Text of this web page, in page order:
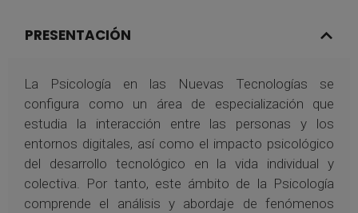
PRESENTACIÓN
La Psicología en las Nuevas Tecnologías se
configura como un área de especialización que
estudia la interacción entre las personas y los
entornos digitales, así como el impacto psicológico
del desarrollo tecnológico en la vida individual y
colectiva. Por tanto, este ámbito de la Psicología
comprende el análisis y abordaje de fenómenos